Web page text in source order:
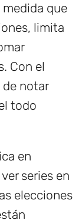
medida que
limita
Con el
notar
todo
en
series en
elecciones